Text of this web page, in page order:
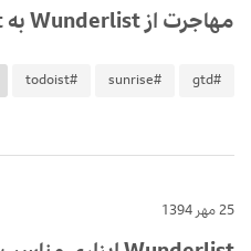
مهاجرت از Wunderlist به Todoist
#gtd
#sunrise
#todoist
25 مهر 1394